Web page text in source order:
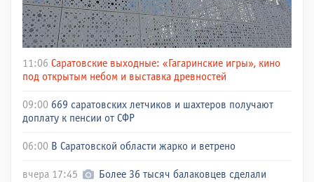
11:06 Саратовские выходные: «Гагаринские игры», кино
под открытым небом и выставка древностей
09:00 669 саратовских летчиков и шахтеров получают
доплату к пенсии от СФР
06:00 В Саратовской области жарко и ветрено
вчера 17:45
Более 36 тысяч балаковцев сделали